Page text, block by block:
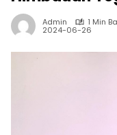
Admin 1 Min
2024-06-26